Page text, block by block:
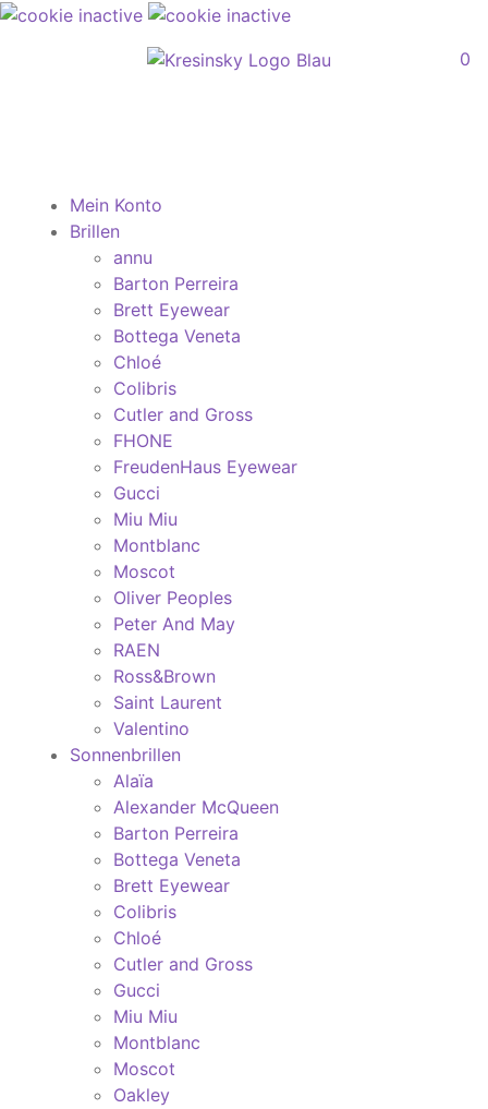
0
Mein Konto
Brillen
annu
Barton Perreira
Brett Eyewear
Bottega Veneta
Chloé
Colibris
Cutler and Gross
FHONE
FreudenHaus Eyewear
Gucci
Miu Miu
Montblanc
Moscot
Oliver Peoples
Peter And May
RAEN
Ross&Brown
Saint Laurent
Valentino
Sonnenbrillen
Alaïa
Alexander McQueen
Barton Perreira
Bottega Veneta
Brett Eyewear
Colibris
Chloé
Cutler and Gross
Gucci
Miu Miu
Montblanc
Moscot
Oakley